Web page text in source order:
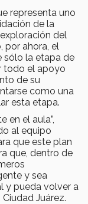
representa uno
de la
del
por ahora, el
sólo la etapa de
todo el apoyo
de su
como una
esta etapa.
en el aula”,
al equipo
que este plan
que, dentro de
y sea
y pueda volver a
Juárez.